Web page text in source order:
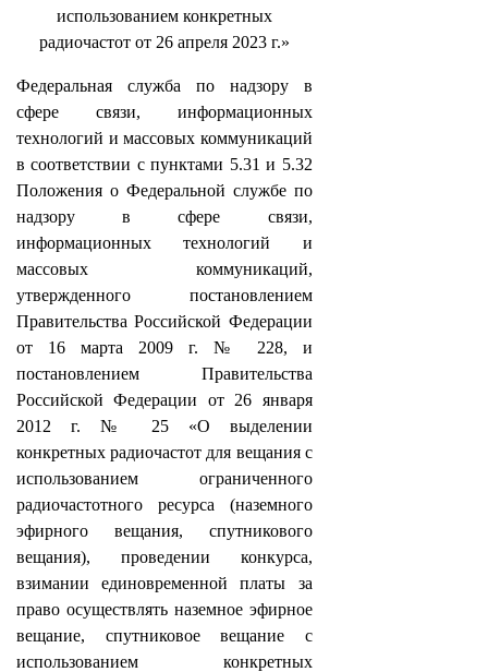
использованием конкретных
радиочастот от 26 апреля 2023 г.»
Федеральная служба по надзору в
сфере связи, информационных
технологий и массовых коммуникаций
в соответствии с пунктами 5.31 и 5.32
Положения о Федеральной службе по
надзору в сфере связи,
информационных технологий и
массовых коммуникаций,
утвержденного постановлением
Правительства Российской Федерации
от 16 марта 2009 г. № 228, и
постановлением Правительства
Российской Федерации от 26 января
2012 г. № 25 «О выделении
конкретных радиочастот для вещания с
использованием ограниченного
радиочастотного ресурса (наземного
эфирного вещания, спутникового
вещания), проведении конкурса,
взимании единовременной платы за
право осуществлять наземное эфирное
вещание, спутниковое вещание с
использованием конкретных